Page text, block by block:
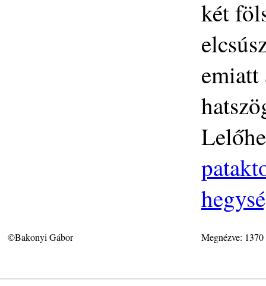
két
emiatt
©Bakonyi Gábor Megnézve: